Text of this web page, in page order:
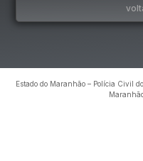
Estado do Maranhão – Polícia Civil